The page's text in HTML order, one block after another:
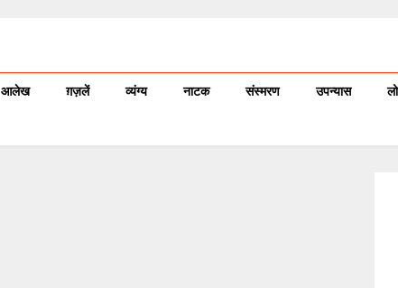
आलेख ग़ज़लें व्यंग्य नाटक संस्मरण उपन्यास